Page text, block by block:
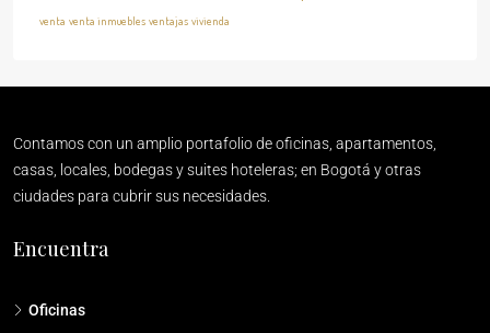
venta venta inmuebles ventajas vivienda
Contamos con un amplio portafolio de oficinas, apartamentos,
casas, locales, bodegas y suites hoteleras; en Bogotá y otras
ciudades para cubrir sus necesidades.
Encuentra
Oficinas